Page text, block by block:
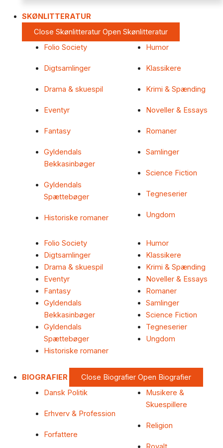
SKØNLITTERATUR
Close Skønlitteratur Open Skønlitteratur
Folio Society
Digtsamlinger
Drama & skuespil
Eventyr
Fantasy
Gyldendals
Bekkasinbøger
Gyldendals
Spættebøger
Historiske romaner
Humor
Klassikere
Krimi & Spænding
Noveller & Essays
Romaner
Samlinger
Science Fiction
Tegneserier
Ungdom
Folio Society
Digtsamlinger
Drama & skuespil
Eventyr
Fantasy
Gyldendals
Bekkasinbøger
Gyldendals
Spættebøger
Historiske romaner
Humor
Klassikere
Krimi & Spænding
Noveller & Essays
Romaner
Samlinger
Science Fiction
Tegneserier
Ungdom
BIOGRAFIER Close Biografier Open Biografier
Dansk Politik
Erhverv & Profession
Forfattere
Musikere &
Skuespillere
Religion